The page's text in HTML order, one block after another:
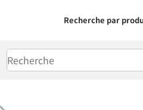
Recherche par